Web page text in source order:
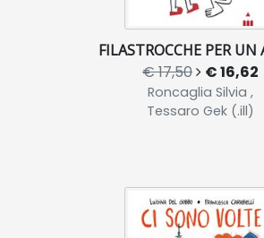
FILASTROCCHE PER UN
€ 17,50 € 16,62
Roncaglia Silvia ,
Tessaro Gek (.ill)